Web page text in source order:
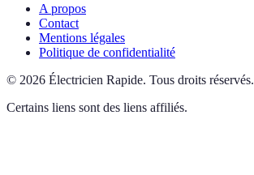
A propos
Contact
Mentions légales
Politique de confidentialité
© 2026 Électricien Rapide. Tous droits réservés.
Certains liens sont des liens affiliés.